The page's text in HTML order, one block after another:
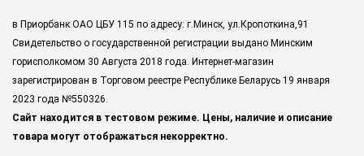
в Приорбанк ОАО ЦБУ 115 по адресу: г.Минск, ул.Кропоткина,91
Свидетельство о государственной регистрации выдано Минским
горисполкомом 30 Августа 2018 года. Интернет-магазин
зарегистрирован в Торговом реестре Республике Беларусь 19 января
2023 года №550326.
Сайт находится в тестовом режиме. Цены, наличие и описание
товара могут отображаться некорректно.